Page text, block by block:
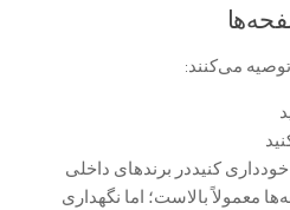
می‌کنند:
کنیددر برندهای داخلی
معمولاً بالاست؛ اما نگهداری